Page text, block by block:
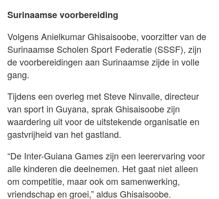
Surinaamse voorbereiding
Volgens Anielkumar Ghisaisoobe, voorzitter van de
Surinaamse Scholen Sport Federatie (SSSF), zijn
de voorbereidingen aan Surinaamse zijde in volle
gang.
Tijdens een overleg met Steve Ninvalle, directeur
van sport in Guyana, sprak Ghisaisoobe zijn
waardering uit voor de uitstekende organisatie en
gastvrijheid van het gastland.
“De Inter-Guiana Games zijn een leerervaring voor
alle kinderen die deelnemen. Het gaat niet alleen
om competitie, maar ook om samenwerking,
vriendschap en groei,” aldus Ghisaisoobe.